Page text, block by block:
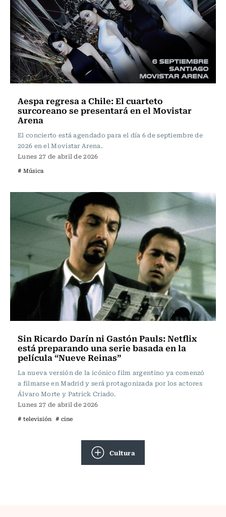
Aespa regresa a Chile: El cuarteto
surcoreano se presentará en el Movistar
Arena
El concierto está agendado para el día 6 de septiembre de
2026 en el Movistar Arena.
Lunes 27 de abril de 2026
# Música
Sin Ricardo Darín ni Gastón Pauls: Netflix
está preparando una serie basada en la
película “Nueve Reinas”
La nueva versión de la icónico film argentino ya comenzó
a filmarse en Madrid y será protagonizada por los actores
Álvaro Morte y Patrick Criado.
Lunes 27 de abril de 2026
# televisión # cine
Cultura